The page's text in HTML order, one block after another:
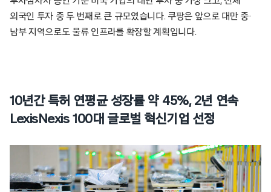
외국인 투자 중 두 번째로 큰 규모였습니다. 쿠팡은 앞으로 대만 중·
남부 지역으로도 물류 인프라를 확장할 계획입니다.
10년간 특허 연평균 성장률 약 45%, 2년 연속
LexisNexis 100대 글로벌 혁신기업 선정